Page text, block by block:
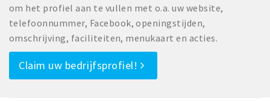
om het profiel aan te vullen met o.a. uw website,
telefoonnummer, Facebook, openingstijden,
omschrijving, faciliteiten, menukaart en acties.
Claim uw bedrijfsprofiel!